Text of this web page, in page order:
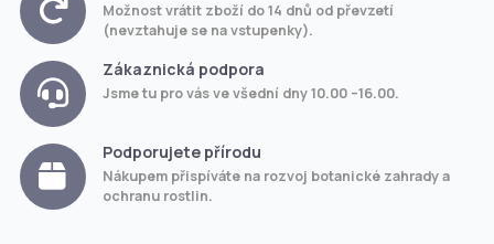
Možnost vrátit zboží do 14 dnů od převzetí
(nevztahuje se na vstupenky).
Zákaznická podpora
Jsme tu pro vás ve všední dny 10.00 –16.00.
Podporujete přírodu
Nákupem přispíváte na rozvoj botanické zahrady a
ochranu rostlin.